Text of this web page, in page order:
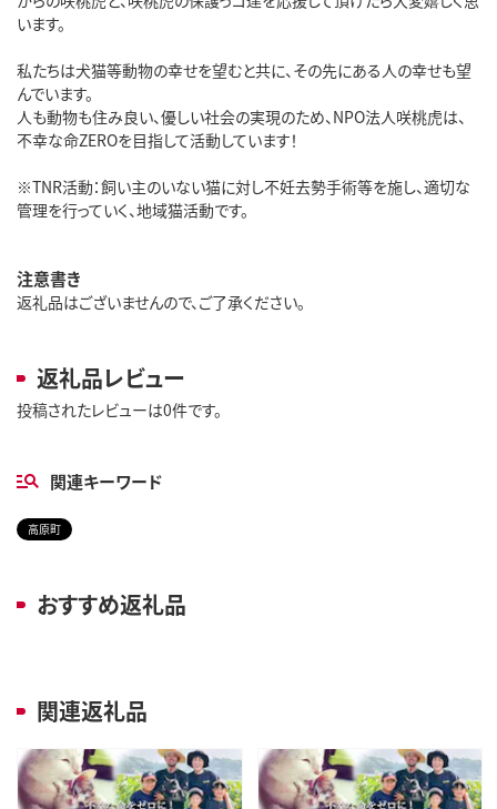
います。
私たちは犬猫等動物の幸せを望むと共に、その先にある人の幸せも望
んでいます。
人も動物も住み良い、優しい社会の実現のため、NPO法人咲桃虎は、
不幸な命ZEROを目指して活動しています！
※TNR活動：飼い主のいない猫に対し不妊去勢手術等を施し、適切な
管理を行っていく、地域猫活動です。
注意書き
返礼品はございませんので、ご了承ください。
返礼品レビュー
投稿されたレビューは0件です。
関連キーワード
高原町
おすすめ返礼品
関連返礼品